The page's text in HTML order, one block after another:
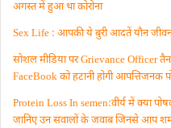
अगस्त में हुआ था कोरोना
Sex Life : आपकी ये बुरी आदतें याैन
सोशल मीडिया पर Grievance Officer
FaceBook को हटानी होगी आपत्तिजनक
Protein Loss In semen:वीर्य में क्या
जानिए उन सवालों के जवाब जिनसे आप